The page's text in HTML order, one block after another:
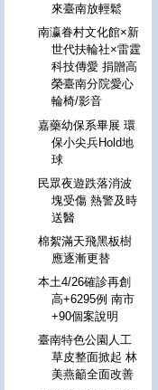
來臺南放輕鬆
南瀛眷村文化館×新
世代扶輪社×雷霆
科技傳愛 捐贈高
榮臺南分院愛心
輪椅/影音
嘉藥幼保系畢展 環
保小尖兵Hold地
球
民眾夜遊跌落消波
塊受傷 熱警及時
送醫
棉絮滿天飛黑板樹
應逐漸更替
本土4/26確診再創
高+6295例 南市
+90個案說明
臺南特色公園人工
草皮整面掀起 林
美燕籲全面改善